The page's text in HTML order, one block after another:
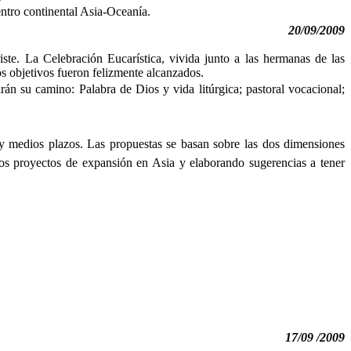
continental Asia-Oceanía.
20/09/2009
La Celebración Eucarística, vivida junto a las hermanas de las
objetivos fueron felizmente alcanzados.
su camino: Palabra de Dios y vida litúrgica; pastoral vocacional;
plazos. Las propuestas se basan sobre las dos dimensiones
proyectos de expansión en Asia y elaborando sugerencias a tener
17/09 /2009